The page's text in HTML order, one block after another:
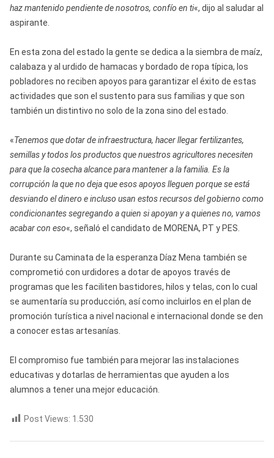
haz mantenido pendiente de nosotros, confío en ti«, dijo al saludar al
aspirante.
En esta zona del estado la gente se dedica a la siembra de maíz,
calabaza y al urdido de hamacas y bordado de ropa típica, los
pobladores no reciben apoyos para garantizar el éxito de estas
actividades que son el sustento para sus familias y que son
también un distintivo no solo de la zona sino del estado.
«Tenemos que dotar de infraestructura, hacer llegar fertilizantes,
semillas y todos los productos que nuestros agricultores necesiten
para que la cosecha alcance para mantener a la familia. Es la
corrupción la que no deja que esos apoyos lleguen porque se está
desviando el dinero e incluso usan estos recursos del gobierno como
condicionantes segregando a quien si apoyan y a quienes no, vamos
acabar con eso«, señaló el candidato de MORENA, PT y PES.
Durante su Caminata de la esperanza Díaz Mena también se
comprometió con urdidores a dotar de apoyos través de
programas que les faciliten bastidores, hilos y telas, con lo cual
se aumentaría su producción, así como incluirlos en el plan de
promoción turística a nivel nacional e internacional donde se den
a conocer estas artesanías.
El compromiso fue también para mejorar las instalaciones
educativas y dotarlas de herramientas que ayuden a los
alumnos a tener una mejor educación.
Post Views: 1.530